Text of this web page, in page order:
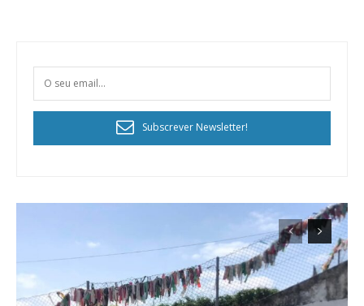
Subscrever Newsletter!